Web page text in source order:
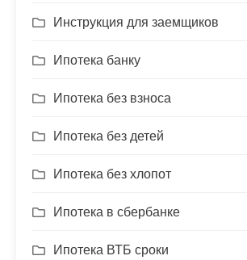
Инструкция для заемщиков
Ипотека банку
Ипотека без взноса
Ипотека без детей
Ипотека без хлопот
Ипотека в сбербанке
Ипотека ВТБ сроки